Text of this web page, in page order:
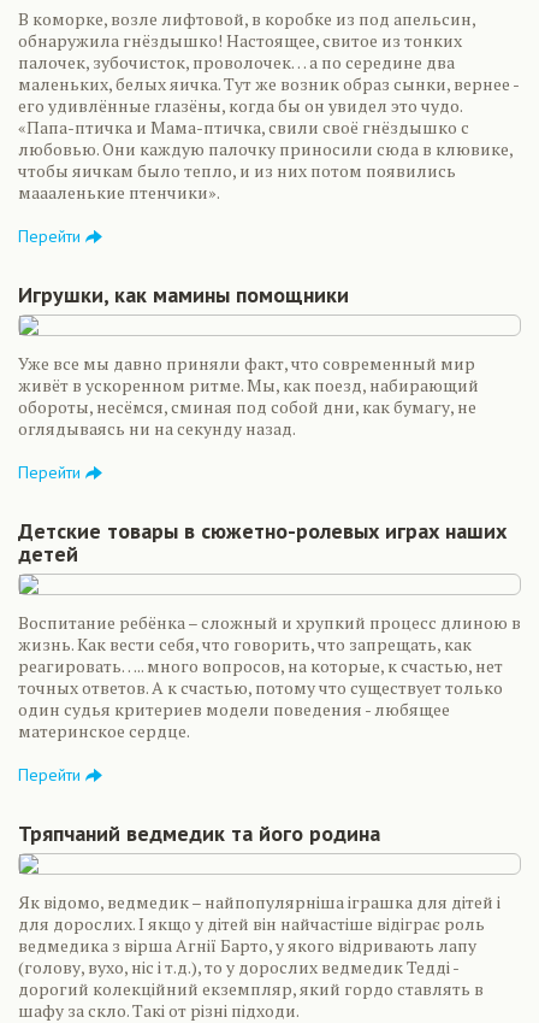
В коморке, возле лифтовой, в коробке из под апельсин,
обнаружила гнёздышко! Настоящее, свитое из тонких
палочек, зубочисток, проволочек… а по середине два
маленьких, белых яичка. Тут же возник образ сынки, вернее -
его удивлённые глазёны, когда бы он увидел это чудо.
«Папа-птичка и Мама-птичка, свили своё гнёздышко с
любовью. Они каждую палочку приносили сюда в клювике,
чтобы яичкам было тепло, и из них потом появились
маааленькие птенчики».
Перейти
Игрушки, как мамины помощники
Уже все мы давно приняли факт, что современный мир
живёт в ускоренном ритме. Мы, как поезд, набирающий
обороты, несёмся, сминая под собой дни, как бумагу, не
оглядываясь ни на секунду назад.
Перейти
Детские товары в сюжетно-ролевых играх наших
детей
Воспитание ребёнка – сложный и хрупкий процесс длиною в
жизнь. Как вести себя, что говорить, что запрещать, как
реагировать….. много вопросов, на которые, к счастью, нет
точных ответов. А к счастью, потому что существует только
один судья критериев модели поведения - любящее
материнское сердце.
Перейти
Тряпчаний ведмедик та його родина
Як відомо, ведмедик – найпопулярніша іграшка для дітей і
для дорослих. І якщо у дітей він найчастіше відіграє роль
ведмедика з вірша Агнії Барто, у якого відривають лапу
(голову, вухо, ніс і т.д.), то у дорослих ведмедик Тедді -
дорогий колекційний екземпляр, який гордо ставлять в
шафу за скло. Такі от різні підходи.